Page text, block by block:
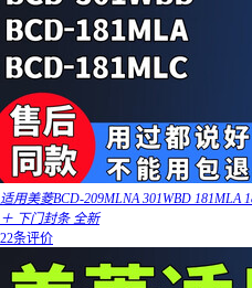
适用美菱BCD-209MLNA 301WBD
＋ 下门封条 全新
22条评价